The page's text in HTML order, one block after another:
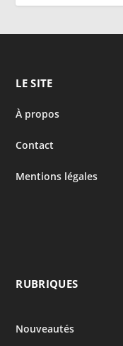
LE SITE
À propos
Contact
Mentions légales
RUBRIQUES
Nouveautés